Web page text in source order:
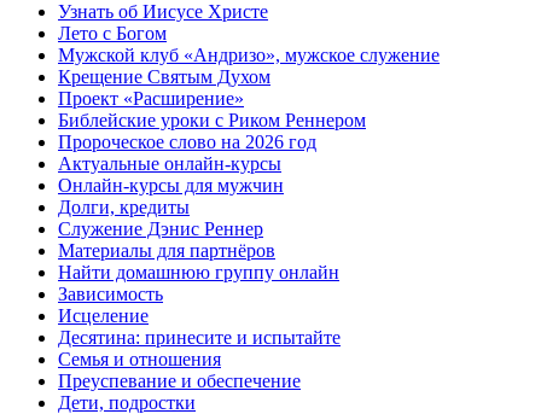
Узнать об Иисусе Христе
Лето с Богом
Мужской клуб «Андризо», мужское служение
Крещение Святым Духом
Проект «Расширение»
Библейские уроки с Риком Реннером
Пророческое слово на 2026 год
Актуальные онлайн-курсы
Онлайн-курсы для мужчин
Долги, кредиты
Служение Дэнис Реннер
Материалы для партнёров
Найти домашнюю группу онлайн
Зависимость
Исцеление
Десятина: принесите и испытайте
Семья и отношения
Преуспевание и обеспечение
Дети, подростки